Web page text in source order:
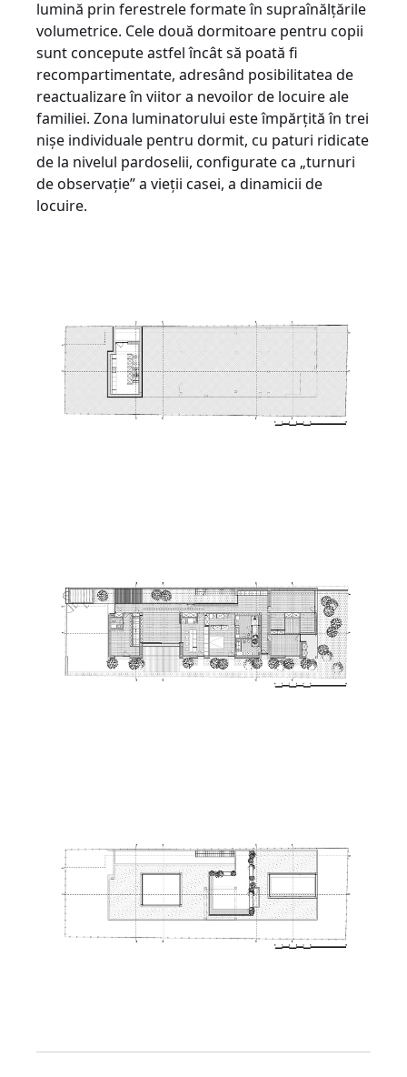
lumină prin ferestrele formate în supraînălțările
volumetrice. Cele două dormitoare pentru copii
sunt concepute astfel încât să poată fi
recompartimentate, adresând posibilitatea de
reactualizare în viitor a nevoilor de locuire ale
familiei. Zona luminatorului este împărțită în trei
nișe individuale pentru dormit, cu paturi ridicate
de la nivelul pardoselii, configurate ca „turnuri
de observație” a vieții casei, a dinamicii de
locuire.